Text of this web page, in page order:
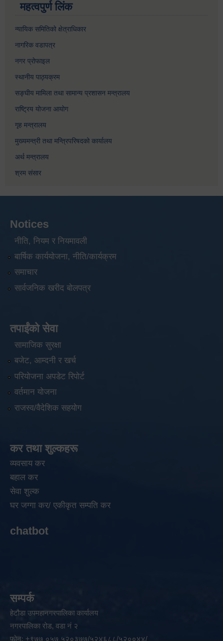
महत्वपुर्ण लिंक
न्यायिक समितिको क्षेत्राधिकार
नागरिक वडापत्र
नगर प्रोफाइल
स्थानीय पाठ्यक्रम
सङ्घीय मामिला तथा सामान्य प्रशासन मन्त्रालय
राष्ट्रिय योजना आयोग
गृह मन्त्रालय
मुख्यमन्त्री तथा मन्त्रिपरिषदको कार्यालय
अर्थ मन्त्रालय
श्रम संसार
Notices
नीति, नियम र नियमावली
बार्षिक कार्ययोजना, नीति/कार्यक्रम
समाचार
सार्वजनिक खरीद बोलपत्र
तपाईंको सेवा
सामाजिक सुरक्षा
बजेट, आम्दनी र खर्च
परियोजना अपडेट रिपोर्ट
वर्तमान योजना
राजस्व/वैदेशिक सहयोग
कर तथा शुल्कहरू
व्यवसाय कर
बहाल कर
सेवा शुल्क
घर जग्गा कर/ एकीकृत सम्पति कर
chatbot
सम्पर्क
हेटौडा उपमहानगरपालिका कार्यालय
नगरपालिका रोड, वडा नं २
फोन: +९७७ ०५७ ५२०३७७/५२४६८८/५२००४४/